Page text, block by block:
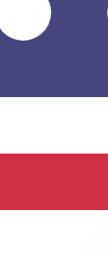
für
US-Dollar